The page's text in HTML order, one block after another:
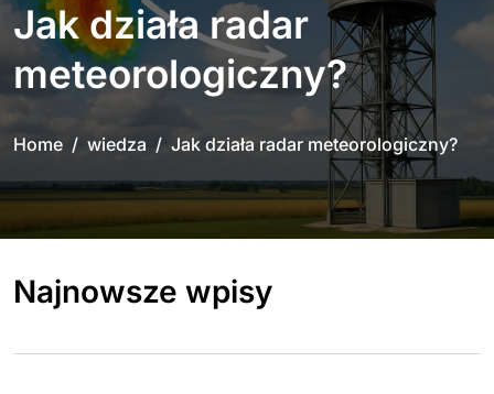
Jak działa radar
meteorologiczny?
Home wiedza Jak działa radar meteorologiczny?
Najnowsze wpisy